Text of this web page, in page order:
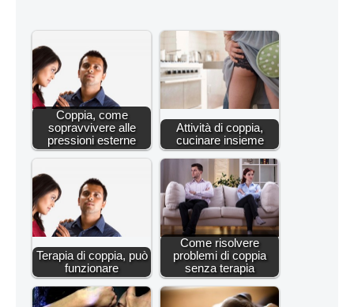
Coppia, come
sopravvivere alle
pressioni esterne
Attività di coppia,
cucinare insieme
Terapia di coppia, può
funzionare
Come risolvere
problemi di coppia
senza terapia